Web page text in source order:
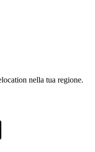
nella tua regione.